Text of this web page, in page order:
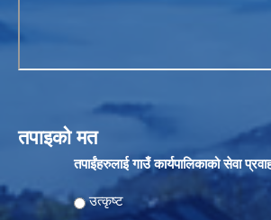
तपाइको मत
तपाईंहरुलाई गाउँ कार्यपालिकाको सेवा
Choices
उत्कृष्ट